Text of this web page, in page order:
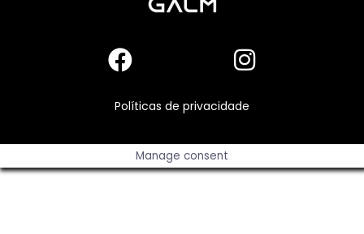
Políticas de privacidade
Manage consent